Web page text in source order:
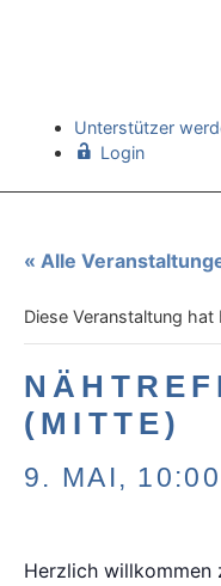
Unterstützer
Login
« Alle
Diese Veranstaltung
(MITTE)
9. MAI, 10:00
Herzlich willkommen